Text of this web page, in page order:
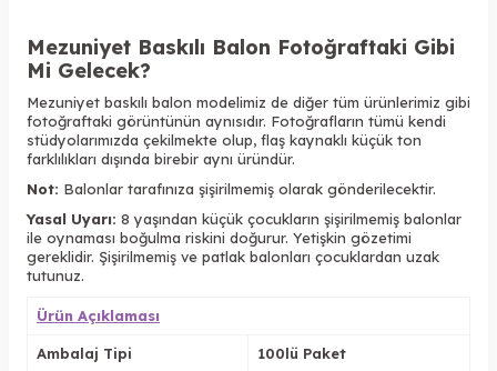
Mezuniyet Baskılı Balon Fotoğraftaki Gibi
Mi Gelecek?
Mezuniyet baskılı balon modelimiz de diğer tüm ürünlerimiz gibi
fotoğraftaki görüntünün aynısıdır. Fotoğrafların tümü kendi
stüdyolarımızda çekilmekte olup, flaş kaynaklı küçük ton
farklılıkları dışında birebir aynı üründür.
Not: Balonlar tarafınıza şişirilmemiş olarak gönderilecektir.
Yasal Uyarı: 8 yaşından küçük çocukların şişirilmemiş balonlar
ile oynaması boğulma riskini doğurur. Yetişkin gözetimi
gereklidir. Şişirilmemiş ve patlak balonları çocuklardan uzak
tutunuz.
Ürün Açıklaması
Ambalaj Tipi 100lü Paket